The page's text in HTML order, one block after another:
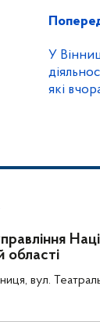
У
які
області
вул.